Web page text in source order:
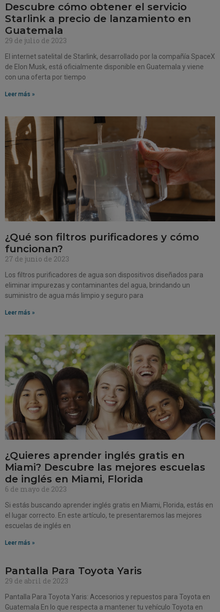
Descubre cómo obtener el servicio
Starlink a precio de lanzamiento en
Guatemala
29 de julio de 2023
El internet satelital de Starlink, desarrollado por la compañía SpaceX
de Elon Musk, está oficialmente disponible en Guatemala y viene
con una oferta por tiempo
Leer más »
¿Qué son filtros purificadores y cómo
funcionan?
27 de junio de 2023
Los filtros purificadores de agua son dispositivos diseñados para
eliminar impurezas y contaminantes del agua, brindando un
suministro de agua más limpio y seguro para
Leer más »
¿Quieres aprender inglés gratis en
Miami? Descubre las mejores escuelas
de inglés en Miami, Florida
6 de mayo de 2023
Si estás buscando aprender inglés gratis en Miami, Florida, estás en
el lugar correcto. En este artículo, te presentaremos las mejores
escuelas de inglés en
Leer más »
Pantalla Para Toyota Yaris
29 de abril de 2023
Pantalla Para Toyota Yaris: Accesorios y repuestos para Toyota en
Guatemala En lo que respecta a mantener tu vehículo Toyota en